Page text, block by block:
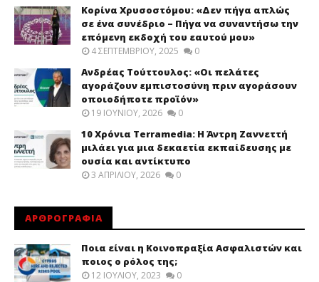
Κορίνα Χρυσοστόμου: «Δεν πήγα απλώς
σε ένα συνέδριο – Πήγα να συναντήσω την
επόμενη εκδοχή του εαυτού μου»
4 ΣΕΠΤΕΜΒΡΊΟΥ, 2025 0
Ανδρέας Τούττουλος: «Οι πελάτες
αγοράζουν εμπιστοσύνη πριν αγοράσουν
οποιοδήποτε προϊόν»
19 ΙΟΥΝΊΟΥ, 2026 0
10 Χρόνια Terramedia: Η Άντρη Ζαννεττή
μιλάει για μια δεκαετία εκπαίδευσης με
ουσία και αντίκτυπο
3 ΑΠΡΙΛΊΟΥ, 2026 0
ΑΡΘΡΟΓΡΑΦΙΑ
Ποια είναι η Κοινοπραξία Ασφαλιστών και
ποιος ο ρόλος της;
12 ΙΟΥΛΊΟΥ, 2023 0